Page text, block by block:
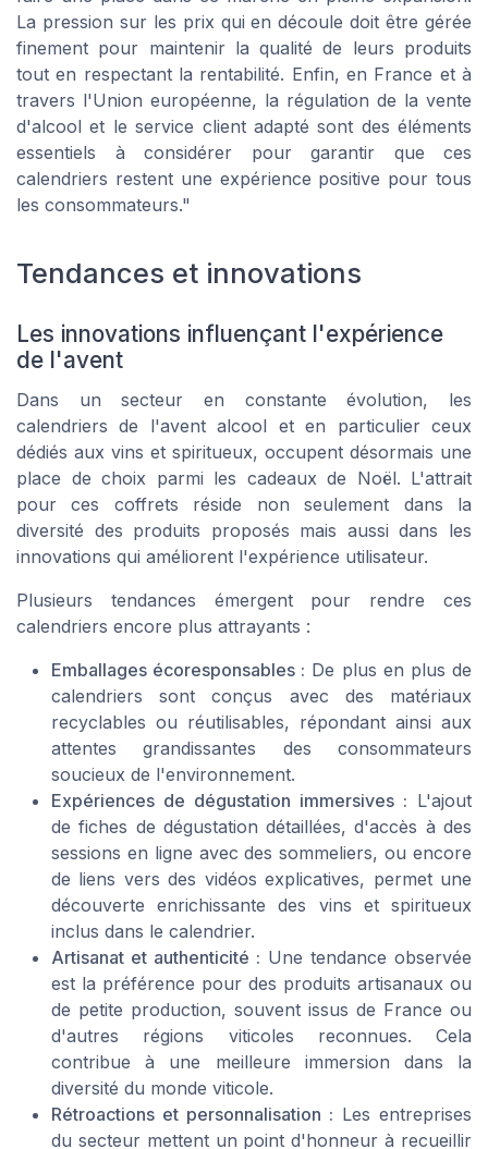
La pression sur les prix qui en découle doit être gérée
finement pour maintenir la qualité de leurs produits
tout en respectant la rentabilité. Enfin, en France et à
travers l'Union européenne, la régulation de la vente
d'alcool et le service client adapté sont des éléments
essentiels à considérer pour garantir que ces
calendriers restent une expérience positive pour tous
les consommateurs."
Tendances et innovations
Les innovations influençant l'expérience
de l'avent
Dans un secteur en constante évolution, les
calendriers de l'avent alcool et en particulier ceux
dédiés aux vins et spiritueux, occupent désormais une
place de choix parmi les cadeaux de Noël. L'attrait
pour ces coffrets réside non seulement dans la
diversité des produits proposés mais aussi dans les
innovations qui améliorent l'expérience utilisateur.
Plusieurs tendances émergent pour rendre ces
calendriers encore plus attrayants :
Emballages écoresponsables : De plus en plus de
calendriers sont conçus avec des matériaux
recyclables ou réutilisables, répondant ainsi aux
attentes grandissantes des consommateurs
soucieux de l'environnement.
Expériences de dégustation immersives : L'ajout
de fiches de dégustation détaillées, d'accès à des
sessions en ligne avec des sommeliers, ou encore
de liens vers des vidéos explicatives, permet une
découverte enrichissante des vins et spiritueux
inclus dans le calendrier.
Artisanat et authenticité : Une tendance observée
est la préférence pour des produits artisanaux ou
de petite production, souvent issus de France ou
d'autres régions viticoles reconnues. Cela
contribue à une meilleure immersion dans la
diversité du monde viticole.
Rétroactions et personnalisation : Les entreprises
du secteur mettent un point d'honneur à recueillir